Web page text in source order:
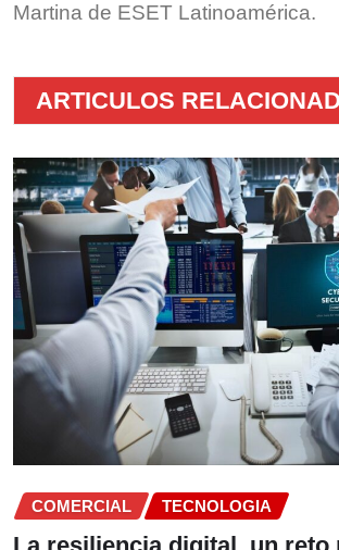
Martina de ESET Latinoamérica.
ARTICULOS
COMERCIAL TECNOLOGIA